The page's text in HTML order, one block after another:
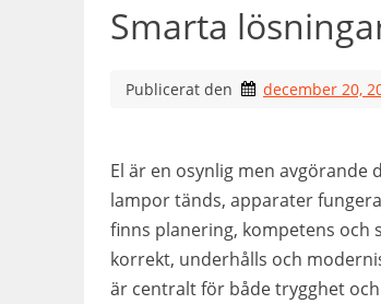
Smarta
Publicerat den december 20,
El är en osynlig men
lampor tänds, apparater
finns planering, kompetens och
korrekt, underhålls och
är centralt för både trygghet